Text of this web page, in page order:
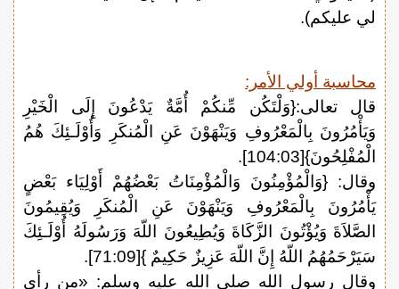
لي عليكم).
محاسبة أولي الأمر:
قال تعالى:{وَلْتَكُن مِّنكُمْ أُمَّةٌ يَدْعُونَ إِلَى الْخَيْرِ
وَيَأْمُرُونَ بِالْمَعْرُوفِ وَيَنْهَوْنَ عَنِ الْمُنكَرِ وَأُوْلَـئِكَ هُمُ
الْمُفْلِحُونَ}[104:03].
وقال: {وَالْمُؤْمِنُونَ وَالْمُؤْمِنَاتُ بَعْضُهُمْ أَوْلِيَاء بَعْضٍ
يَأْمُرُونَ بِالْمَعْرُوفِ وَيَنْهَوْنَ عَنِ الْمُنكَرِ وَيُقِيمُونَ
الصَّلاَةَ وَيُؤْتُونَ الزَّكَاةَ وَيُطِيعُونَ اللّهَ وَرَسُولَهُ أُوْلَـئِكَ
سَيَرْحَمُهُمُ اللّهُ إِنَّ اللّهَ عَزِيزٌ حَكِيمٌ }[71:09].
وقال رسول الله صلى الله عليه وسلم: «من رأى